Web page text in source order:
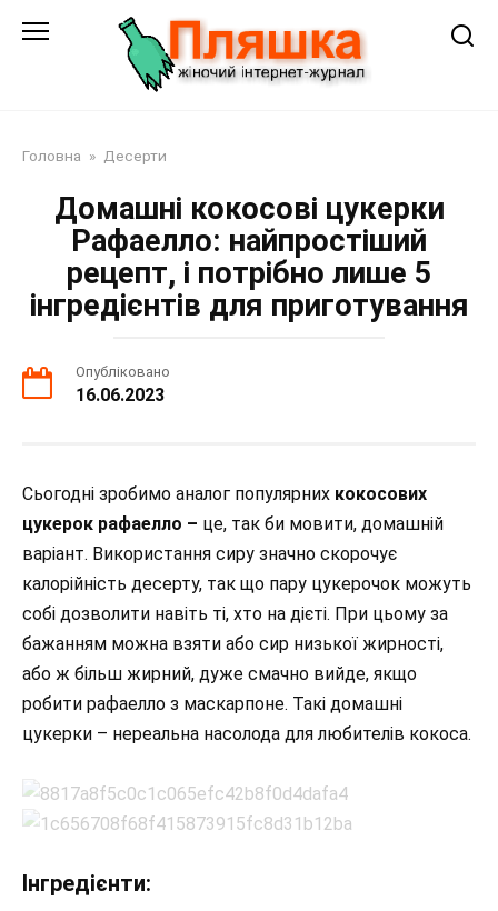
Головна » Десерти
Домашні кокосові цукерки
Рафаелло: найпростіший
рецепт, і потрібно лише 5
інгредієнтів для приготування
Опубліковано
16.06.2023
Сьогодні зробимо аналог популярних кокосових
цукерок рафаелло – це, так би мовити, домашній
варіант. Використання сиру значно скорочує
калорійність десерту, так що пару цукерочок можуть
собі дозволити навіть ті, хто на дієті. При цьому за
бажанням можна взяти або сир низької жирності,
або ж більш жирний, дуже смачно вийде, якщо
робити рафаелло з маскарпоне. Такі домашні
цукерки – нереальна насолода для любителів кокоса.
Інгредієнти: